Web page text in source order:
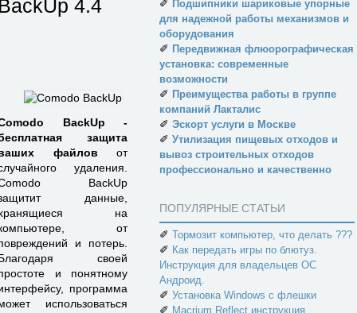
4.4
BackUp -
защита
файлов от
удаления.
BackUp
данные,
на
от
и потерь.
своей
и понятному
программа
использоваться
✐ Подшипники шариковые упорные
для надежной работы механизмов и
оборудования
✐ Передвижная флюорографическая
установка: современные
возможности
✐ Преимущества работы в группе
компаний Лакталис
✐ Эскорт услуги в Москве
✐ Утилизация пищевых отходов и
вывоз строительных отходов
профессионально и качественно
ПОПУЛЯРНЫЕ СТАТЬИ
✐ Тормозит компьютер, что делать ???
✐ Как передать игры по блютуз.
Инструкция для владельцев ОС
Андроид.
✐ Установка Windows с флешки
✐ Macrium Reflect инструкция